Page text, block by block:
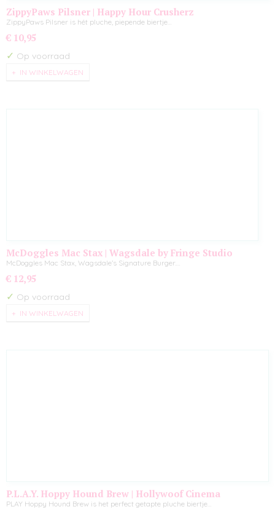
ZippyPaws Pilsner | Happy Hour Crusherz
ZippyPaws Pilsner is hét pluche, piepende biertje…
€ 10,95
✓ Op voorraad
IN WINKELWAGEN
McDoggles Mac Stax | Wagsdale by Fringe Studio
McDoggles Mac Stax, Wagsdale’s Signature Burger.…
€ 12,95
✓ Op voorraad
IN WINKELWAGEN
P.L.A.Y. Hoppy Hound Brew | Hollywoof Cinema
PLAY Hoppy Hound Brew is het perfect getapte pluche biertje…